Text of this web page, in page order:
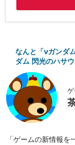
なんと「νガンダ
ダム 閃光のハサ
「ゲームの新情報